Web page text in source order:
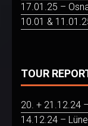
17.01.25 –
10.01 &
TOUR
20. + 21.12.24
14.12.24 –